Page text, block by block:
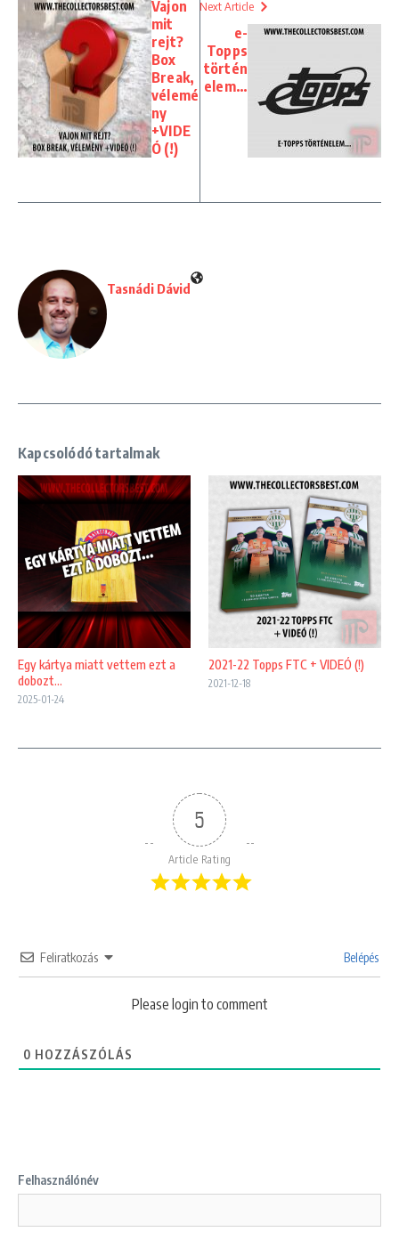
Vajon
mit
rejt?
Box
Break,
vélemé
ny
+VIDE
Ó (!)
Next Article
e-
Topps
történ
elem…
Tasnádi Dávid
Kapcsolódó tartalmak
Egy kártya miatt vettem ezt a
dobozt…
2025-01-24
2021-22 Topps FTC + VIDEÓ (!)
2021-12-18
5
Article Rating
Feliratkozás Belépés
Please login to comment
0 HOZZÁSZÓLÁS
Felhasználónév